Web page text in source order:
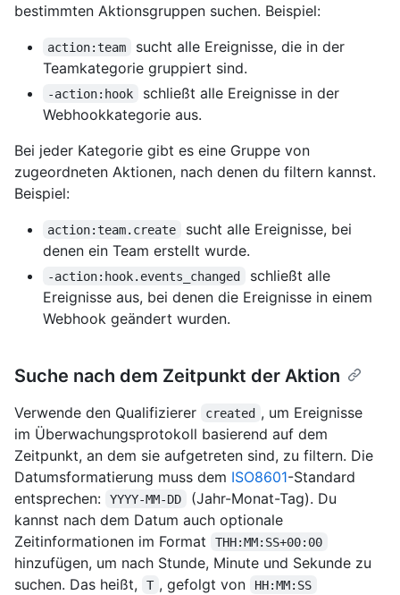
bestimmten Aktionsgruppen suchen. Beispiel:
action:team
sucht alle Ereignisse, die in der
Teamkategorie gruppiert sind.
-action:hook
schließt alle Ereignisse in der
Webhookkategorie aus.
Bei jeder Kategorie gibt es eine Gruppe von
zugeordneten Aktionen, nach denen du filtern kannst.
Beispiel:
action:team.create
sucht alle Ereignisse, bei
denen ein Team erstellt wurde.
-action:hook.events_changed
schließt alle
Ereignisse aus, bei denen die Ereignisse in einem
Webhook geändert wurden.
Suche nach dem Zeitpunkt der Aktion
Verwende den Qualifizierer created , um Ereignisse
im Überwachungsprotokoll basierend auf dem
Zeitpunkt, an dem sie aufgetreten sind, zu filtern. Die
Datumsformatierung muss dem ISO8601-Standard
entsprechen:
YYYY-MM-DD
(Jahr-Monat-Tag). Du
kannst nach dem Datum auch optionale
Zeitinformationen im Format
THH:MM:SS+00:00
hinzufügen, um nach Stunde, Minute und Sekunde zu
suchen. Das heißt,
T , gefolgt von HH:MM:SS